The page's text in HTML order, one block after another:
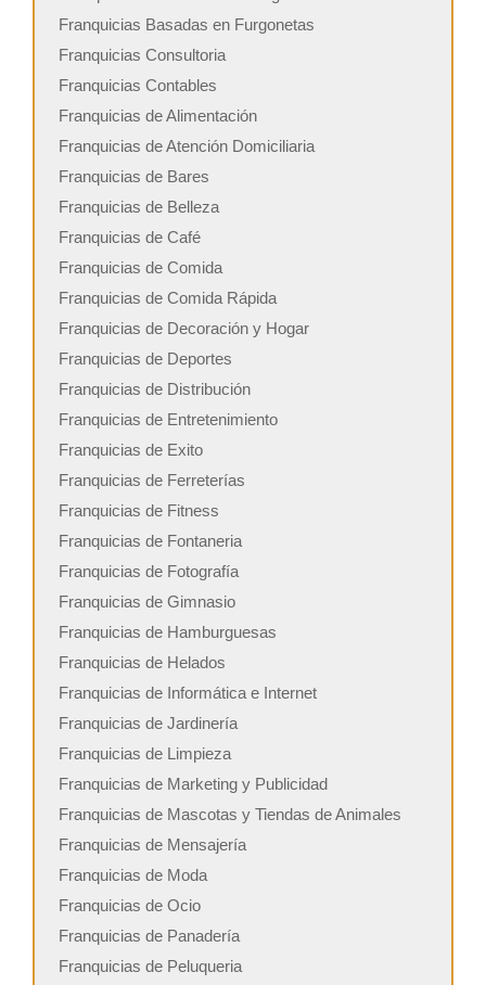
Franquicias Basadas en Furgonetas
Franquicias Consultoria
Franquicias Contables
Franquicias de Alimentación
Franquicias de Atención Domiciliaria
Franquicias de Bares
Franquicias de Belleza
Franquicias de Café
Franquicias de Comida
Franquicias de Comida Rápida
Franquicias de Decoración y Hogar
Franquicias de Deportes
Franquicias de Distribución
Franquicias de Entretenimiento
Franquicias de Exito
Franquicias de Ferreterías
Franquicias de Fitness
Franquicias de Fontaneria
Franquicias de Fotografía
Franquicias de Gimnasio
Franquicias de Hamburguesas
Franquicias de Helados
Franquicias de Informática e Internet
Franquicias de Jardinería
Franquicias de Limpieza
Franquicias de Marketing y Publicidad
Franquicias de Mascotas y Tiendas de Animales
Franquicias de Mensajería
Franquicias de Moda
Franquicias de Ocio
Franquicias de Panadería
Franquicias de Peluqueria